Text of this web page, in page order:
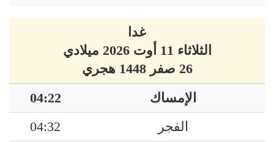
غدا
الثلاثاء 11 أوت 2026 ميلادي
26 صفر 1448 هجري
الإمساك
04:22
الفجر
04:32